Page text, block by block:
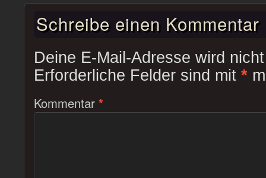
Schreibe einen Kommentar
Deine E-Mail-Adresse wird
Erforderliche Felder sind mit *
Kommentar *